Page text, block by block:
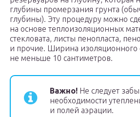
глубины промерзания грунта
глубины). Эту процедуру можно
на основе теплоизоляционных
стекловата, листы пенопласта,
и прочие. Ширина изоляционного
не меньше 10 сантиметров.
Важно! Не следует
необходимости
и полей аэрации.